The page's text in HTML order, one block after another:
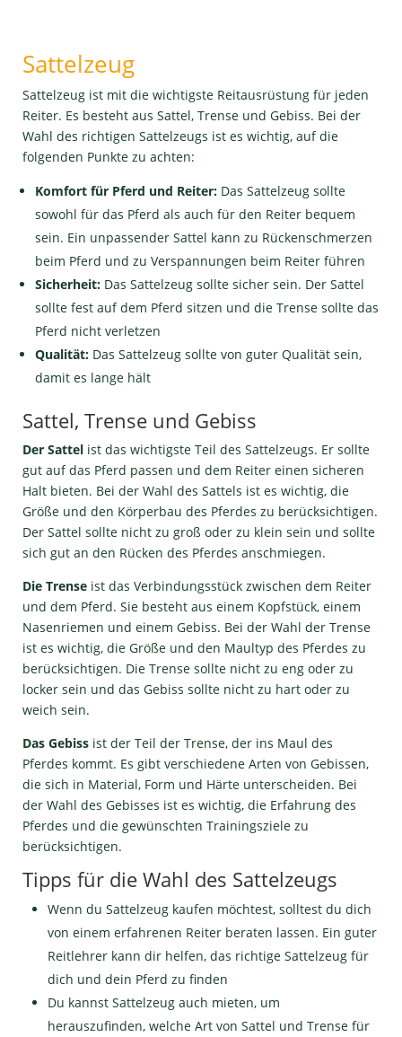
Sattelzeug
Sattelzeug ist mit die wichtigste Reitausrüstung für jeden
Reiter. Es besteht aus Sattel, Trense und Gebiss. Bei der
Wahl des richtigen Sattelzeugs ist es wichtig, auf die
folgenden Punkte zu achten:
Komfort für Pferd und Reiter:Das Sattelzeug sollte
sowohl für das Pferd als auch für den Reiter bequem
sein. Ein unpassender Sattel kann zu Rückenschmerzen
beim Pferd und zu Verspannungen beim Reiter führen
Sicherheit:Das Sattelzeug sollte sicher sein. Der Sattel
sollte fest auf dem Pferd sitzen und die Trense sollte das
Pferd nicht verletzen
Qualität:Das Sattelzeug sollte von guter Qualität sein,
damit es lange hält
Sattel, Trense und Gebiss
Der Sattelist das wichtigste Teil des Sattelzeugs. Er sollte
gut auf das Pferd passen und dem Reiter einen sicheren
Halt bieten. Bei der Wahl des Sattels ist es wichtig, die
Größe und den Körperbau des Pferdes zu berücksichtigen.
Der Sattel sollte nicht zu groß oder zu klein sein und sollte
sich gut an den Rücken des Pferdes anschmiegen.
Die Trenseist das Verbindungsstück zwischen dem Reiter
und dem Pferd. Sie besteht aus einem Kopfstück, einem
Nasenriemen und einem Gebiss. Bei der Wahl der Trense
ist es wichtig, die Größe und den Maultyp des Pferdes zu
berücksichtigen. Die Trense sollte nicht zu eng oder zu
locker sein und das Gebiss sollte nicht zu hart oder zu
weich sein.
Das Gebissist der Teil der Trense, der ins Maul des
Pferdes kommt. Es gibt verschiedene Arten von Gebissen,
die sich in Material, Form und Härte unterscheiden. Bei
der Wahl des Gebisses ist es wichtig, die Erfahrung des
Pferdes und die gewünschten Trainingsziele zu
berücksichtigen.
Tipps für die Wahl des Sattelzeugs
Wenn du Sattelzeug kaufen möchtest, solltest du dich
von einem erfahrenen Reiter beraten lassen. Ein guter
Reitlehrer kann dir helfen, das richtige Sattelzeug für
dich und dein Pferd zu finden
Du kannst Sattelzeug auch mieten, um
herauszufinden, welche Art von Sattel und Trense für